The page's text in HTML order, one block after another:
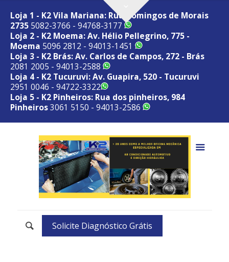
Loja 1 - K2 Vila Mariana: Rua Domingos de Morais
2735 5082-3766 - 94768-3177
Loja 2 - K2 Moema: Av. Hélio Pellegrino, 775 -
Moema 5096 2812 - 94013-1451
Loja 3 - K2 Brás: Av. Carlos de Campos, 272 - Brás
2081 2005 - 94013-2588
Loja 4 - K2 Tucuruvi: Av. Guapira, 520 - Tucuruvi
2951 0046 - 94722-3322
Loja 5 - K2 Pinheiros: Rua dos pinheiros, 984
Pinheiros3061 5150 - 94013-2586
Solicite Diagnóstico Grátis